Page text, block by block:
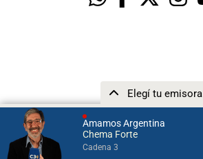
Amamos Argentina
Chema Forte
Cadena 3
Elegí tu emisora